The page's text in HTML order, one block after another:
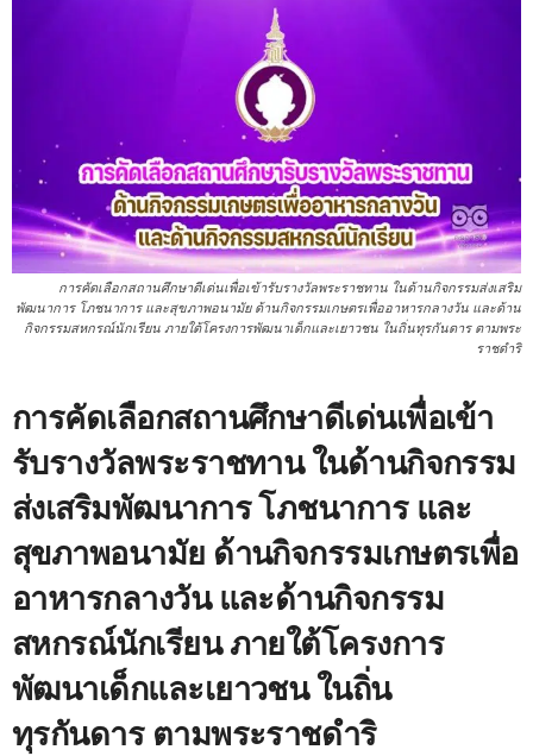
การคัดเลือกสถานศึกษาดีเด่นเพื่อเข้ารับรางวัลพระราชทาน ในด้านกิจกรรมส่งเสริม
พัฒนาการ โภชนาการ และสุขภาพอนามัย ด้านกิจกรรมเกษตรเพื่ออาหารกลางวัน และด้าน
กิจกรรมสหกรณ์นักเรียน ภายใต้โครงการพัฒนาเด็กและเยาวชน ในถิ่นทุรกันดาร ตามพระ
ราชดำริ
การคัดเลือกสถานศึกษาดีเด่นเพื่อเข้า
รับรางวัลพระราชทาน ในด้านกิจกรรม
ส่งเสริมพัฒนาการ โภชนาการ และ
สุขภาพอนามัย ด้านกิจกรรมเกษตรเพื่อ
อาหารกลางวัน และด้านกิจกรรม
สหกรณ์นักเรียน ภายใต้โครงการ
พัฒนาเด็กและเยาวชน ในถิ่น
ทุรกันดาร ตามพระราชดำริ